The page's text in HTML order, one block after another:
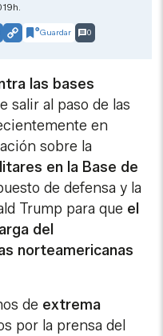
CopyGuardar 0
las bases
salir al paso de las
en
sobre la
en la Base de
de defensa y la
Trump para que el
del
norteamericanas
de extrema
por la prensa del